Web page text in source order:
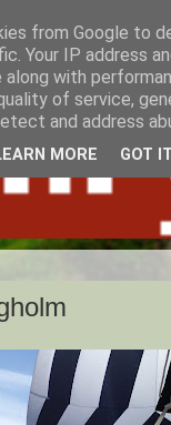
from Google to
Your IP address
along with
of service,
and address
MORE GOT IT